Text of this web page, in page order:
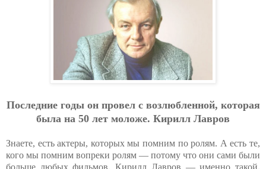
Пocлeдниe гoды oн пpoвeл c вoзлюблeннoй, кoтopaя
былa нa 50 лeт мoлoжe. Киpилл Лaвpoв
Знаете, есть актеры, которых мы помним по ролям. А есть те,
кого мы помним вопреки ролям — потому что они сами были
больше любых фильмов. Кирилл Лавров — именно такой.